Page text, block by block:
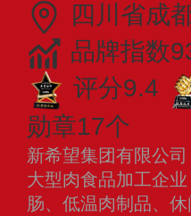
四川省成
品牌指数
评分9.4
勋章17个
新希望集团有限公
大型肉食品加工企
肠、低温肉制品、